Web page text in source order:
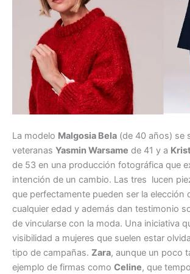
La modelo Malgosia Bela (de 40 años) se
veteranas Yasmin Warsame de 41 y a
de 53 en una producción fotográfica que
intención de un cambio. Las tres lucen
que perfectamente pueden ser la elección
cualquier edad y además dan testimonio
de vincularse con la moda. Una iniciativa
visibilidad a mujeres que suelen estar
tipo de campañas. Zara, aunque un poco
ejemplo de firmas como Celine, que